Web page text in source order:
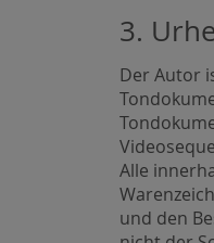
3.
Der Autor
Alle
und den